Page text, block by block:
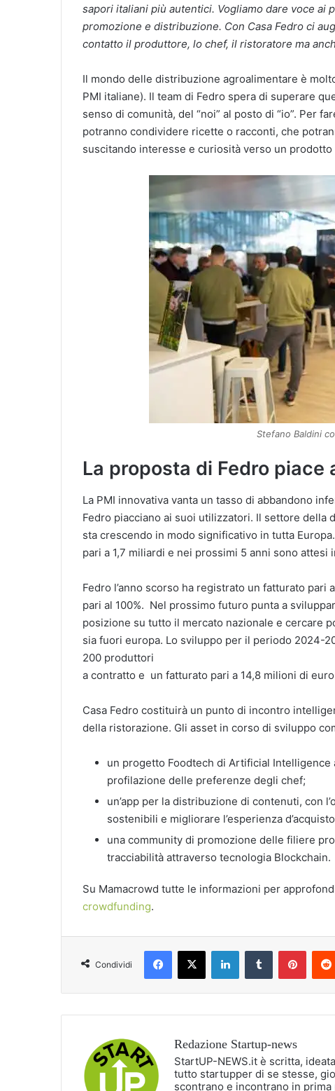
sapori italiani più autentici. Vogliamo dare voce
promozione e distribuzione. Con Casa Fedro ci
contatto il produttore, lo chef, il ristoratore ma
Il mondo delle distribuzione agroalimentare è
PMI italiane). Il team di Fedro spera di superare
senso di comunità, del “noi” al posto di “io”. Per
potranno condividere ricette o racconti, che
suscitando interesse e curiosità verso un
Stefano Baldini
La proposta di Fedro
La PMI innovativa vanta un tasso di abbandono
Fedro piacciano ai suoi utilizzatori. Il settore
sta crescendo in modo significativo in tutta
pari a 1,7 miliardi e nei prossimi 5 anni sono attesi
Fedro l’anno scorso ha registrato un fatturato
pari al 100%. Nel prossimo futuro punta a
posizione su tutto il mercato nazionale e cercare
sia fuori europa. Lo sviluppo per il periodo 2024-
200 produttori
a contratto e un fatturato pari a 14,8 milioni di euro
Casa Fedro costituirà un punto di incontro
della ristorazione. Gli asset in corso di sviluppo
un progetto Foodtech di Artificial
profilazione delle preferenze degli chef;
un’app per la distribuzione di contenuti, con
sostenibili e migliorare l’esperienza
una community di promozione delle filiere
tracciabilità attraverso tecnologia Blockchain.
Su Mamacrowd tutte le informazioni per
crowdfunding.
Condividi
Facebook
X LinkedInTumblr
Redazione Startup-news
StartUP-NEWS.it è scritta,
tutto startupper di se stesse,
scontrano e incontrano in